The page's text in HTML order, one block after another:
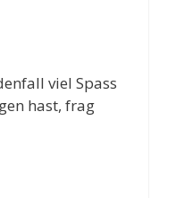
viel Spass
hast, frag